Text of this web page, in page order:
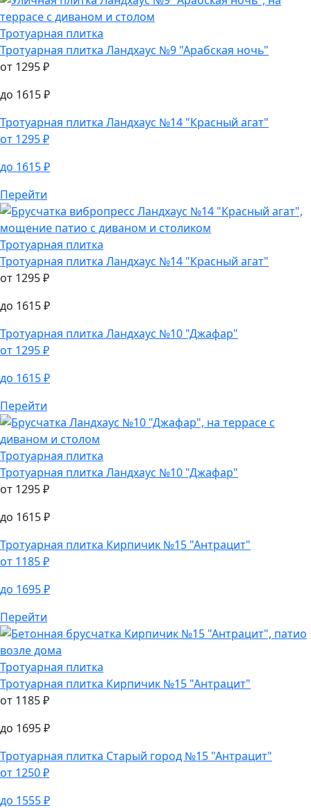
до1615₽
Перейти
Тротуарная плитка
Тротуарная плитка Ландхаус №9 "Арабская ночь"
от 1295₽
до 1615₽
Тротуарная плитка
от1295₽
до1615₽
Перейти
Тротуарная плитка
Тротуарная плитка Ландхаус №14 "Красный агат"
от 1295₽
до 1615₽
Тротуарная плитка
от1295₽
до1615₽
Перейти
Тротуарная плитка
Тротуарная плитка Ландхаус №10 "Джафар"
от 1295₽
до 1615₽
Тротуарная плитка
от1185₽
до1695₽
Перейти
Тротуарная плитка
Тротуарная плитка Кирпичик №15 "Антрацит"
от 1185₽
до 1695₽